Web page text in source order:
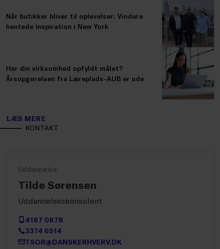
Når butikker bliver til oplevelser: Vindere
hentede inspiration i New York
Har din virksomhed opfyldt målet?
Årsopgørelsen fra Læreplads-AUB er ude
LÆS MERE
KONTAKT
Uddannelse
Tilde Sørensen
Uddannelseskonsulent
4187 0878
3374 6514
TSOR@DANSKERHVERV.DK